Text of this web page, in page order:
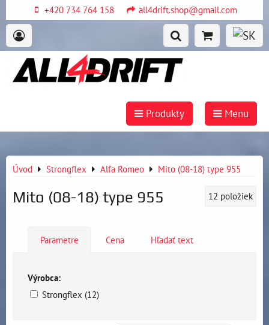
+420 734 764 158 all4drift.shop@gmail.com
Produkty Menu
Úvod Strongflex Alfa Romeo Mito (08-18) type 955
Mito (08-18) type 955 12 položiek
Parametre Cena Hľadať text
Výrobca:
Strongflex (12)